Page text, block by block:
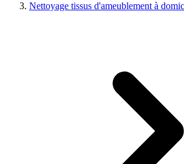
Nettoyage tissus d'ameublement à